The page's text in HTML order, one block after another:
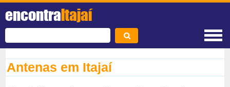
encontraItajaí
Antenas em Itajaí